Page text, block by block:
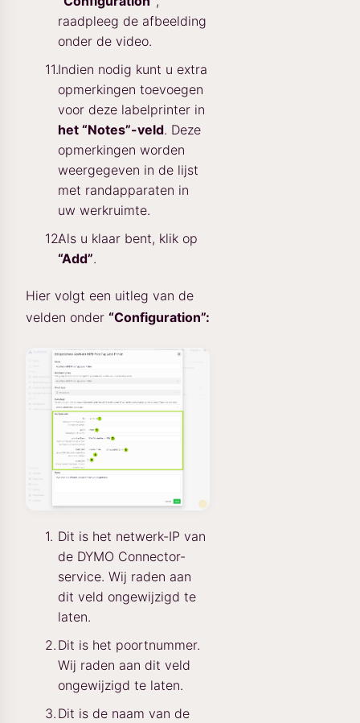
raadpleeg de afbeelding
onder de video.
Indien nodig kunt u extra
opmerkingen toevoegen
voor deze labelprinter in
het “Notes”-veld. Deze
opmerkingen worden
weergegeven in de lijst
met randapparaten in
uw werkruimte.
Als u klaar bent, klik op
“Add”.
Hier volgt een uitleg van de
velden onder “Configuration”:
Dit is het netwerk-IP van
de DYMO Connector-
service. Wij raden aan
dit veld ongewijzigd te
laten.
Dit is het poortnummer.
Wij raden aan dit veld
ongewijzigd te laten.
Dit is de naam van de